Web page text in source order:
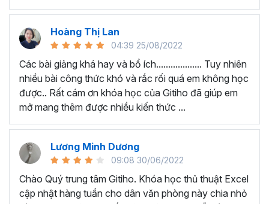
Đặc biệt khiđăng ký khóa học EXG02học viên sẽ có cơ
hội nhận ưu đãi sở hữu trọn đời chỉ với
tác đăng ký khá đơn giản, bạn chỉ cần nhấn vào ĐĂNG
KÝ HỌC NGAY khóa học EXG08 trên gitiho.com là xong.
Nếu có bất cứ thắc mắc nào liên quan đến tớikhóa học
EXG02 - Thủ thuật Excel cập nhật hàng tuầnbạn hãy
để kết nối cho Gitiho qua hotline 0774 116 285 để được
tư vấn chi tiết nhé.
Nội dung bài giảng trong khóa
học thủ thuật trên Excel của
Gitiho?
Hoàng Thị Lan
04:39 25/08/2022
Các bài giảng khá hay và bổ ích................... Tuy nhiên
nhiều bài công thức khó và rắc rối quá em không học
được.. Rất cám ơn khóa học của Gitiho đã giúp em
mở mang thêm được nhiều kiến thức ...
Lương Minh Dương
09:08 30/06/2022
Chào Quý trung tâm Gitiho. Khóa học thủ thuật Excel
cập nhật hàng tuần cho dân văn phòng này chia nhỏ